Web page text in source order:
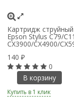
Картридж
Epson Stylus С79/
СХ3900/CX4900/
140 ₽
0
В корзину
Купить в 1 клик